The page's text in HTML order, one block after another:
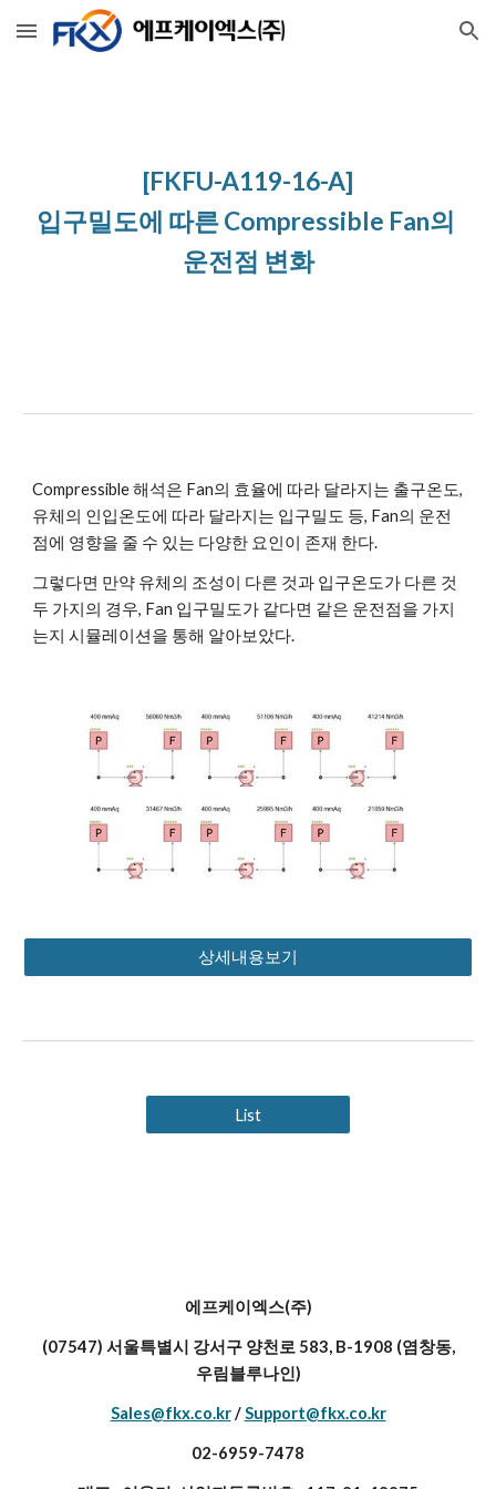
Skip to main content Skip to navigation
[FKFU-A119-16-A]
입구밀도에 따른 Compressible Fan의
운전점 변화
Compressible 해석은 Fan의 효율에 따라 달라지는 출구온도,
유체의 인입온도에 따라 달라지는 입구밀도 등, Fan의 운전
점에 영향을 줄 수 있는 다양한 요인이 존재 한다.
그렇다면 만약 유체의 조성이 다른 것과 입구온도가 다른 것
두 가지의 경우, Fan 입구밀도가 같다면 같은 운전점을 가지
는지 시뮬레이션을 통해 알아보았다.
상세내용보기
List
에프케이엑스(주)
(07547) 서울특별시 강서구 양천로 583, B-1908 (염창동,
우림블루나인)
Sales@fkx.co.kr/Support@fkx.co.kr
02-6959-7478